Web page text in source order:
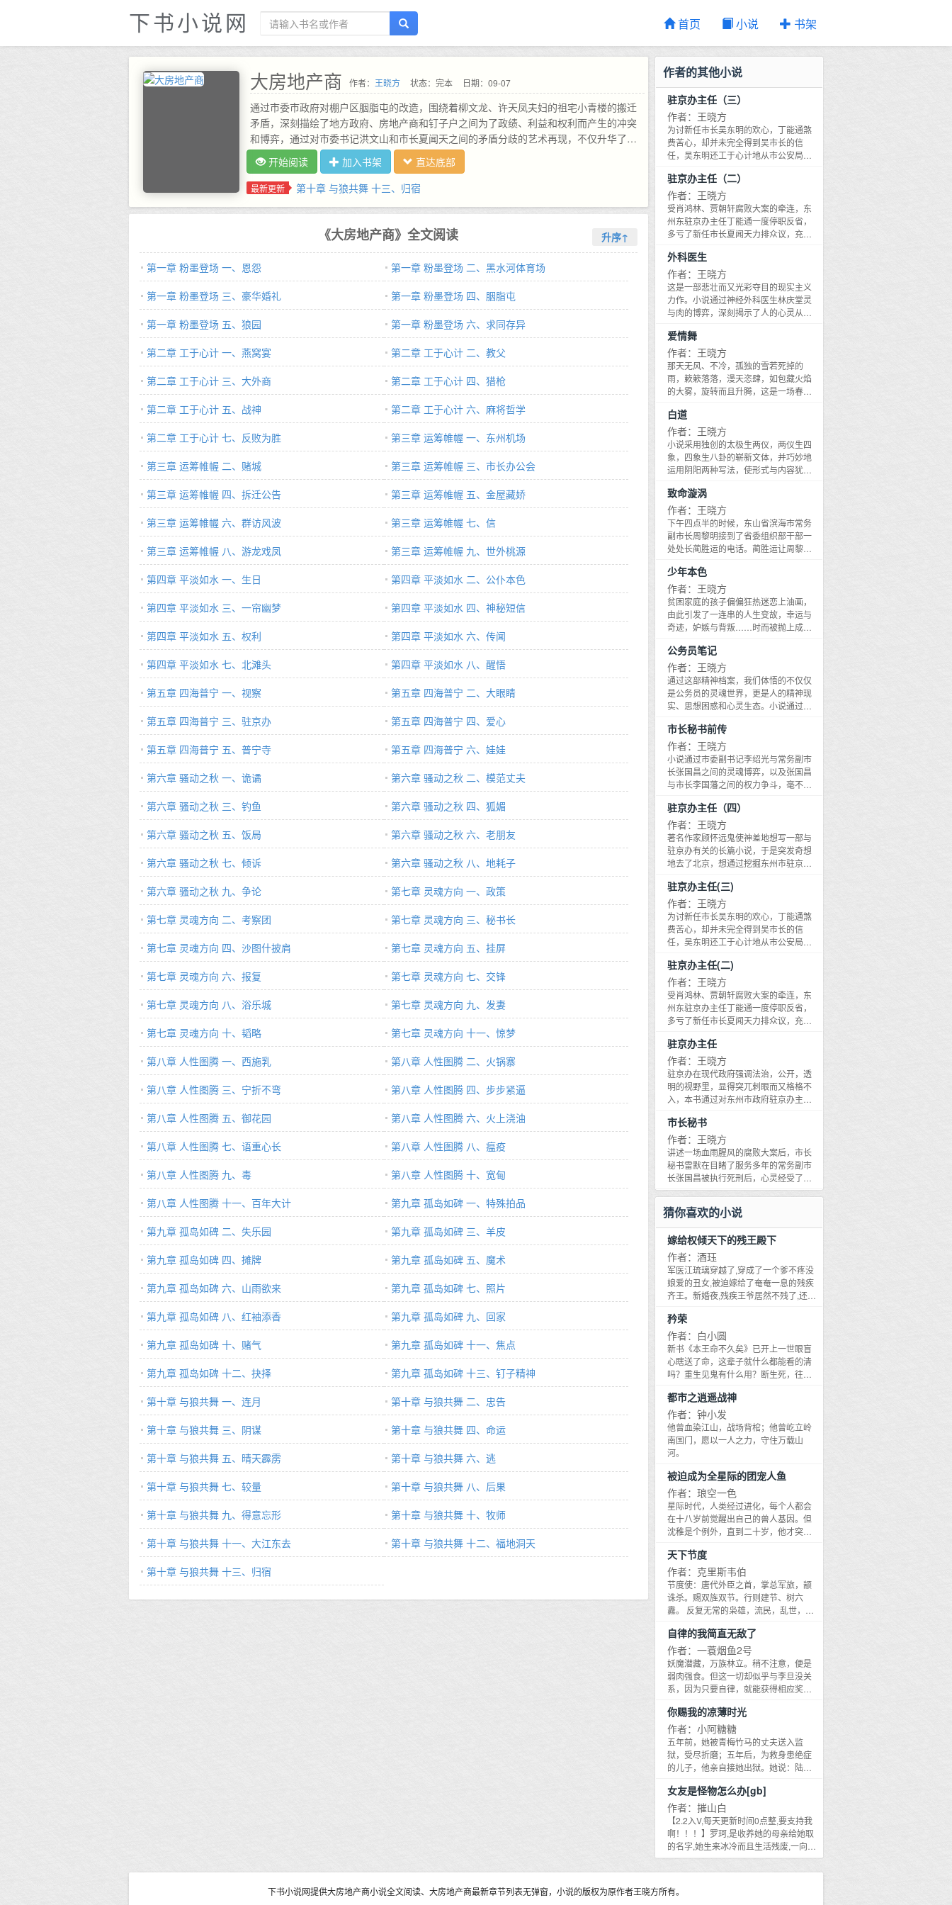
下书小说网 首页 小说 书架
大房地产商 作者： 王晓方 状态：完本 日期：09-07
通过市委市政府对棚户区胭脂屯的改造，围绕着柳文龙、许天凤夫妇的祖宅小青楼的搬迁
矛盾，深刻描绘了地方政府、房地产商和钉子户之间为了政绩、利益和权利而产生的冲突
和博弈，通过对市委书记洪文山和市长夏闻天之间的矛盾分歧的艺术再现，不仅升华了执
政者的政治品格，而且充分彰显了柳文龙、许天凤夫妇捍卫民权的钉子精神和经过改革开
放洗礼的执政者以人为本的博大胸怀。《大房地产商》充分体现了王晓方执意大规模描绘
改革开放深层次矛盾和社会现象的意图，是作家继《致命漩涡》、《少年本色》、《驻京
的副市长何振东被双规缘于一张神秘的光盘，导火索是森豪集团投巨资建设的森豪国际中
心被市国土资源局收回，收回的原因扑朔迷离，为了抓住幕后的黑手，森豪集团房地产开
发有限公司董事长白昌星被逼上梁山，为了夺回森豪国际中心，他下了鱼死网破的决心。
…
开始阅读 加入书架 直达底部
最新更新 第十章 与狼共舞 十三、归宿
《大房地产商》全文阅读 升序↑
第一章 粉墨登场 一、恩怨
第一章 粉墨登场 二、黑水河体育场
第一章 粉墨登场 三、豪华婚礼
第一章 粉墨登场 四、胭脂屯
第一章 粉墨登场 五、狼园
第一章 粉墨登场 六、求同存异
第二章 工于心计 一、燕窝宴
第二章 工于心计 二、教父
第二章 工于心计 三、大外商
第二章 工于心计 四、猎枪
第二章 工于心计 五、战神
第二章 工于心计 六、麻将哲学
第二章 工于心计 七、反败为胜
第三章 运筹帷幄 一、东州机场
第三章 运筹帷幄 二、赌城
第三章 运筹帷幄 三、市长办公会
第三章 运筹帷幄 四、拆迁公告
第三章 运筹帷幄 五、金屋藏娇
第三章 运筹帷幄 六、群访风波
第三章 运筹帷幄 七、信
第三章 运筹帷幄 八、游龙戏凤
第三章 运筹帷幄 九、世外桃源
第四章 平淡如水 一、生日
第四章 平淡如水 二、公仆本色
第四章 平淡如水 三、一帘幽梦
第四章 平淡如水 四、神秘短信
第四章 平淡如水 五、权利
第四章 平淡如水 六、传闻
第四章 平淡如水 七、北滩头
第四章 平淡如水 八、醒悟
第五章 四海普宁 一、视察
第五章 四海普宁 二、大眼睛
第五章 四海普宁 三、驻京办
第五章 四海普宁 四、爱心
第五章 四海普宁 五、普宁寺
第五章 四海普宁 六、娃娃
第六章 骚动之秋 一、诡谲
第六章 骚动之秋 二、模范丈夫
第六章 骚动之秋 三、钓鱼
第六章 骚动之秋 四、狐媚
第六章 骚动之秋 五、饭局
第六章 骚动之秋 六、老朋友
第六章 骚动之秋 七、倾诉
第六章 骚动之秋 八、地耗子
第六章 骚动之秋 九、争论
第七章 灵魂方向 一、政策
第七章 灵魂方向 二、考察团
第七章 灵魂方向 三、秘书长
第七章 灵魂方向 四、沙图什披肩
第七章 灵魂方向 五、挂屏
第七章 灵魂方向 六、报复
第七章 灵魂方向 七、交锋
第七章 灵魂方向 八、浴乐城
第七章 灵魂方向 九、发妻
第七章 灵魂方向 十、韬略
第七章 灵魂方向 十一、惊梦
第八章 人性图腾 一、西施乳
第八章 人性图腾 二、火锅寨
第八章 人性图腾 三、宁折不弯
第八章 人性图腾 四、步步紧逼
第八章 人性图腾 五、御花园
第八章 人性图腾 六、火上浇油
第八章 人性图腾 七、语重心长
第八章 人性图腾 八、瘟疫
第八章 人性图腾 九、毒
第八章 人性图腾 十、宽甸
第八章 人性图腾 十一、百年大计
第九章 孤岛如碑 一、特殊拍品
第九章 孤岛如碑 二、失乐园
第九章 孤岛如碑 三、羊皮
第九章 孤岛如碑 四、摊牌
第九章 孤岛如碑 五、魔术
第九章 孤岛如碑 六、山雨欲来
第九章 孤岛如碑 七、照片
第九章 孤岛如碑 八、红袖添香
第九章 孤岛如碑 九、回家
第九章 孤岛如碑 十、赌气
第九章 孤岛如碑 十一、焦点
第九章 孤岛如碑 十二、抉择
第九章 孤岛如碑 十三、钉子精神
第十章 与狼共舞 一、连月
第十章 与狼共舞 二、忠告
第十章 与狼共舞 三、阴谋
第十章 与狼共舞 四、命运
第十章 与狼共舞 五、晴天霹雳
第十章 与狼共舞 六、逃
第十章 与狼共舞 七、较量
第十章 与狼共舞 八、后果
第十章 与狼共舞 九、得意忘形
第十章 与狼共舞 十、牧师
第十章 与狼共舞 十一、大江东去
第十章 与狼共舞 十二、福地洞天
第十章 与狼共舞 十三、归宿
作者的其他小说
驻京办主任（三）
作者：王晓方
为讨新任市长吴东明的欢心，丁能通煞
费苦心，却并未完全得到吴市长的信
任，吴东明还工于心计地从市公安局提
地认为吴市长在自己身边安插了一位特
务，两个人的关系一开始就微妙起来。
上任伊始，吴东明以东汽集团为突破口
全力振兴东州装备制造业，却演绎了一
场成也萧何败也萧何的悲剧，致使东汽
设计的资本迷宫中。与此同时，在吴东
明扶持下，迅速崛起的民营企业蝎神集
团因盲目扩张、经营不善破产倒闭，老
板邱兴本因官商勾结而出逃，引发了清
江省历史上最大规模的群访事件。小说
通过市委书记夏闻天与市长吴东明之间
围绕解放思想必须杀出一条血路的政治
博弈，以毫不妥协的犀利笔锋深刻揭示
了悬在企业家头上的达摩克利斯之剑，
充分暴露了国企改革和民企发展过程中
的阿喀琉斯之踵。
驻京办主任（二）
作者：王晓方
受肖鸿林、贾朝轩腐败大案的牵连，东
州东驻京办主任丁能通一度停职反省，
多亏了新任市长夏闻天力排众议，充分
得丁能通重新走上驻京办主任的岗位。
小说以毫不妥协的深刻性不仅探讨了驻
京办如何转变职能的问题，而且以驻京
办这个特殊的政治平台为主线，通过市
委书记洪文山和市长夏闻天之间以什么
展观问题；通过药王庙社区大拆迁、社
保基金腐败案、皇县矿官商勾结、琼水
湖生态难等重大事件的深刻描写，生动
叙述了省市县三级领导干部在构建和谐
社会中的心灵嬗变。小说不动声色中将
官场、商场、情场的欲望和情感书写得
淋漓尽致。
外科医生
作者：王晓方
这是一部悲壮而又光彩夺目的现实主义
力作。小说通过神经外科医生林庆堂灵
与肉的博弈，深刻揭示了人的心灵从本
不得安宁的客观事实。作品通过灵魂的
拷问、唯美的人性、凄美的爱情、扣人
心弦的手术和跌宕起伏的情节，全新阐
释了手术刀和无影灯的最高价值。强烈
的爱情与不可战胜的欲望展开了生死搏
钥匙，来开启女人紧锁或虚掩的心扉，
女人的心扉打开了，男人的温存却永远
彻入大地……灵与肉的战场就深藏在人
的精神深处，王晓方一直试图通过小说
潜入人的灵魂谷底，对人进行精神实
验。毫无疑问，透过这部作品的艺术震
撼，我们发现在美好的心灵背后，既隐
藏着疾风暴雨，又洞开着无底深渊。
爱情舞
作者：王晓方
那天无风、不冷，孤独的雪若死掉的
雨，簌簌落落，漫天恣肆，如包藏火焰
的大雾，旋转而且升腾，这是一场春
界弄得模糊混沌、旋幻如梦的招法，安
慰着土地，安慰着我，安慰着死去的小
月……天地间一切声息都隐匿了，只有
给小月送葬的队伍抬着猩红色的棺材，
吹吹打打地跟在我身后，唢呐在乡间小
如此凄凉哀婉的曲子，像天上飘下来的
雪片，落在脸上，却化在了心里……
白道
作者：王晓方
小说采用独创的太极生两仪，两仪生四
象，四象生八卦的崭新文体，并巧妙地
运用阴阳两种写法，使形式与内容犹如
道》的长篇小说一经面世，顿时引起广
泛关注，许多人都在书中找到了自己的
影子。曾经叱咤仕途的作家郑商更是惊
骇地发现，小说中主人公的原型就是他
自己。而他对作者何许人竟然一无所
心。为了弄清何许人究竟是何许人也，
他开始在回忆中寻找，然而他万万没有
想到，这竟是一次生与死的考验……
致命漩涡
作者：王晓方
下午四点半的时候，东山省滨海市常务
副市长周黎明接到了省委组织部干部一
处处长蔺胜运的电话。蔺胜运让周黎明
昭阳招待所等自己，说有要事找周黎
明。蔺胜运反复交代周黎明，他们碰面
的事绝对不能让任何人知道，也不能让
任何人知道周黎明来过省城，一定要自
己开车，而且不能开自己的滨字四号
司机和办公室的人知道周黎明去了哪
儿。蔺胜运特别交代周黎明说，现在是
信息时代，而且是非常时期，行事一定
要小心谨慎，否则，很可能会引火烧
身，惹来不必要的麻烦，所以，周黎明
来到昭阳招待所后，不要直接见他，也
不要随意给他打电话。
少年本色
作者：王晓方
贫困家庭的孩子偏偏狂热迷恋上油画，
由此引发了一连串的人生变故，幸运与
奇迹，妒嫉与背叛……时而被抛上成功
这一切的最深处，人性闪烁着最耀眼的
光芒。我从山东老家回到东州时，只好
重念五年级，因为一年前，我妈把我送
到北滩头我二叔家时，二叔送我上学搞
错了年级，本来我在东州是念四年级，
了学会一口山东话外，各科成绩都是鸭
蛋。
公务员笔记
作者：王晓方
通过这部精神档案，我们体悟的不仅仅
是公务员的灵魂世界，更是人的精神现
实、思想困惑和心灵生态。小说通过一
泰、黄小明、欧贝贝、朱大伟等人物命
运的影响，深刻揭示了蛰伏于人的心灵
深处的危机。在以人为本，更加重视人
的价值和人的全面发展的今天，《公务
员笔记》不仅给当下长篇小说创作带来
之功，而且其后现代文本的贡献超出了
文学本身。在这部作品中，现代主义、
后现代主义以及现实主义交相辉映，闪
耀着新理念、新艺术的光芒。
市长秘书前传
作者：王晓方
小说通过市委副书记李绍光与常务副市
长张国昌之间的灵魂博弈，以及张国昌
与市长李国藩之间的权力争斗，毫不妥
化。在这部现实主义力作中，王晓方一
直试图通过自审，通过内省，通过抉心
自食，既直面现实，更直面灵魂，并通
过思想将两者联结起来。小说通过哲学
性的解剖进入灵魂深处。王晓方试图通
是腐败的牺牲品？权力崇拜的根源是什
么？权力崇拜为什么会成为国人的本土
宗教？毫无疑问，这部小说的血肉之躯
是文学的，而它的灵魂却是哲学的，它
既属于灵魂，更属于灵魂史。
驻京办主任（四）
作者：王晓方
著名作家顾怀远鬼使神差地想写一部与
驻京办有关的长篇小说，于是突发奇想
地去了北京，想通过挖掘东州市驻京办
材，顾怀远不虚此行，出乎意料地拿到
了丁能通的日记。通过对丁能通道破天
机的日记的触目惊心的解读，顾怀远创
作了一部长篇小说《驻京办主任》：主
人公丁则成实际上是一个颇具警觉性的
环境之中，在陷害副主任杨厚德的路上
越走越远，最后跌入深渊。
驻京办主任(三)
作者：王晓方
为讨新任市长吴东明的欢心，丁能通煞
费苦心，却并未完全得到吴市长的信
任，吴东明还工于心计地从市公安局提
地认为吴市长在自己身边安插了一位特
务，两个人的关系一开始就微妙起来。
上任伊始，吴东明以东汽集团为突破口
全力振兴东州装备制造业，却演绎了一
场成也萧何败也萧何的悲剧，致使东汽
设计的资本迷宫中。与此同时，在吴东
明扶持下，迅速崛起的民营企业蝎神集
团因盲目扩张、经营不善破产倒闭，老
板邱兴本因官商勾结而出逃，引发了清
江省历史上最大规模的群访事件。本书
通过市委书记夏闻天与市长吴东明之间
围绕解放思想必须杀出一条血路的政治
博弈，以毫不妥协的犀利笔锋深刻揭示
了悬在企业家头上的达摩克利斯之剑，
充分暴露了国企改革和民企发展过程中
的阿喀琉斯之踵。小说在情感探讨上也
出人意料。本书结构宏大，思想深邃，
情节惊心动魄，对人物性格与命运关系
的探索令人震撼，深层次阐释了执政者
在新的历史条件下的执政困境，充分彰
显了王晓方站在时代制高点上，一贯贴
近时代、贴近生活、贴近民生的创作风
格，该书堪称当下现实主义作品的扛鼎
之作。
驻京办主任(二)
作者：王晓方
受肖鸿林、贾朝轩腐败大案的牵连，东
州东驻京办主任丁能通一度停职反省，
多亏了新任市长夏闻天力排众议，充分
得丁能通重新走上驻京办主任的岗位。
小说以毫不妥协的深刻性不仅探讨了驻
京办如何转变职能的问题，而且以驻京
办这个特殊的政治平台为主线，通过市
委书记洪文山和市长夏闻天之间以什么
展观问题；通过药王庙社区大拆迁、社
保基金腐败案、皇县矿官商勾结、琼水
湖生态难等重大事件的深刻描写，生动
叙述了省市县三级领导干部在构建和谐
社会中的心灵嬗变。小说不动声色中将
官场、商场、情场的欲望和情感书写得
淋漓尽致，作品以其思想的光辉撞击着
人们的心灵，拷问着人们的灵魂，照亮
震撼。
驻京办主任
作者：王晓方
驻京办在现代政府强调法治，公开，透
明的视野里，显得突兀刺眼而又格格不
入，本书通过对东州市政府驻京办主任
神秘面纱，塑造了一批以市委副书记李
为民为代表具有高尚政治品格和政治智
慧的政治家形象。小说讲述了市长肖鸿
林，常务副市长贾朝轩从改革精英蜕变
为腐败分子的罪恶过程，生动刻画了深
处政治漩涡的丁能通及诡谲圆滑又精明
干练的人物性格。本书以驻京办这个鲜
为人知的政治平台，用现实主义手法，
生动叙述了省市县三级领导干部在改革
过程中的艺术形象，新颖独特，鲜活灵
动，故事饱满丰沛，文字生动洒脱，情
节跌宕起伏，人物复杂逼真，好似一部
灵魂的交响乐，给读者留下无尽的思索
和艺术震撼！
市长秘书
作者：王晓方
讲述一场血雨腥风的腐败大案后，市长
秘书雷默在目睹了服务多年的常务副市
长张国昌被执行死刑后，心灵经受了炼
狱般的苦难。当他把良心放在生命的天
命的重量。 小说讲述了张国昌从改革
精英蜕变成腐败分子的罪恶过程；讲述
了在政治旋涡中挣扎出来的雷默，在辉
煌过后所经历的世态炎凉的悲苦；讲述
了新腐败分子在五十步笑百步之后重蹈
覆辙的悲剧。当雷默再一次目睹了好友
迟小牧被卷入腐败旋涡而惨遭杀害之
得烟消云散。情人丑儿的死，终于促使
雷默去神山圣水寻找灵魂能够永生的心
灵庄园。小说文毛洒脱灵秀，情节跌宕
起伏，人物复杂逼真，心理描写细腻生
动、布局独特大气，结构推阵出新，读
起来酣畅淋漓，挖骨易髓，剥茧抽丝，
好似一部灵魂的交响乐，给读者留下无
尽的思索和艺术的震撼。
猜你喜欢的小说
嫁给权倾天下的残王殿下
作者：酒珏
军医江琉璃穿越了,穿成了一个爹不疼没
娘爱的丑女,被迫嫁给了奄奄一息的残疾
齐王。新婚夜,残疾王爷居然不残了,还武
双修？
矜荣
作者：白小圆
新书《本王命不久矣》已开上一世眼盲
心瞎送了命，这辈子就什么都能看的清
吗？重生见鬼有什么用？断生死，往轮
水。
都市之逍遥战神
作者：钟小发
他曾血染江山，战场背棺；他曾屹立岭
南国门，愿以一人之力，守住万载山
河。
被迫成为全星际的团宠人鱼
作者：琅空一色
星际时代，人类经过进化，每个人都会
在十八岁前觉醒出自己的兽人基因。但
沈稚是个例外，直到二十岁，他才突然
人鱼尾巴。是的，沈稚光荣的成为了全
星际唯一一条人鱼。为了防止自己被抓
到科学院被抽血做研究，他悄悄满瞒下
了自己的进化基因，并且背着小包袱进
了娱乐圈挣钱。他要买大别野！有豪华
好好的，他爸也把他的身世瞒的好好
的。直到沈稚被找到剧组的舅舅表哥外
公外婆拦下时，才知道他爸是带球跑的
豪门少爷。沈稚：惊吓.JPG看着手握帝
国经济命脉的舅舅他们，沈稚陷入了沉
思。但他没沉思多久，又被突然找上门
的帝国皇宫管家眼含热泪的喊小皇子。
沈稚：再度惊吓.JPG有什么比突然发现
自己爸爸是帝国首富小儿子更自己的事
情吗？有，自己的父亲是帝国最尊贵的
陛下。——沈稚进入娱乐圈没多久，就
凭借着出色的容貌小火了一把，接到了
一个综艺。但他在吸粉的同时，也招来
了不少黑粉。黑粉们看到沈稚在综艺里
展现的贵族礼仪，说他肯定是故意学的
想攀高枝。没多久，皇室官方账号就公
布了沈稚的身份。联邦网民又拿着沈稚
不露出兽人基因这件事，疯狂的攻击帝
沈稚却在直播综艺里不小心沾到了海
水，当着无数观众面前啪的一下露出了
天下节度
作者：克里斯韦伯
节度使：唐代外臣之首，掌总军旅，颛
诛杀。赐双旌双节。行则建节、树六
纛。 反复无常的枭雄，流民，乱世，便
的时代。主角由弱者变为强者，由勇士
变为魔王。
自律的我简直无敌了
作者：一蓑烟鱼2号
妖魔潜藏，万族林立。稍不注意，便是
弱肉强食。但这一切却似乎与李旦没关
系，因为只要自律，就能获得相应奖
坚持每天运动，获得！
你赐我的凉薄时光
作者：小阿糖糖
五年前，她被青梅竹马的丈夫送入监
狱，受尽折磨；五年后，为救身患绝症
的儿子，他亲自接她出狱。她说：陆靖
我爱你，今以断指为鉴，往后余生你休
想再伤我分毫。凤凰涅槃，她在商场上
如鱼得水，步步高升；情场上游刃有
余，追求者众多。男人却坐不住了，将
她抵在墙角：女人，谁允许你给我孩子
找后爸？
女友是怪物怎么办[gb]
作者：摧山白
【2.2入V,每天更新时间0点整,要支持我
啊！！！】罗珂,是收养她的母亲给她取
的名字,她生来冰冷而且生活残废,一向传
统的母亲并未因此规训她,而是想方设法
给她找了一个未婚夫照顾她。相亲那天
不是很符合她的审美,但奇怪的是看见他
下书小说网提供大房地产商小说全文阅读、大房地产商最新章节列表无弹窗，小说的版权为原作者王晓方所有。